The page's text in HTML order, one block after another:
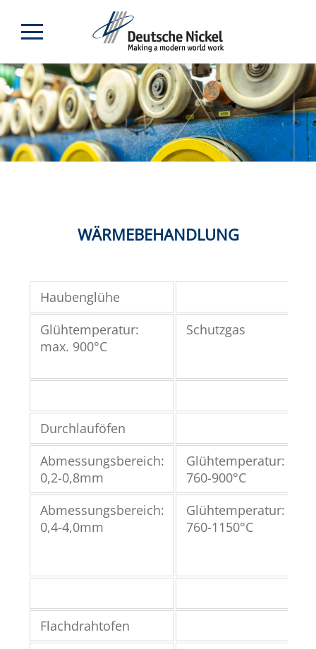
WÄRMEBEHANDLUNG
Haubenglühe
Glühtemperatur:
max. 900°C
Schutzgas
Durchlauföfen
Abmessungsbereich:
0,2-0,8mm
Glühtemperatur:
760-900°C
Abmessungsbereich:
0,4-4,0mm
Glühtemperatur:
760-1150°C
Flachdrahtofen